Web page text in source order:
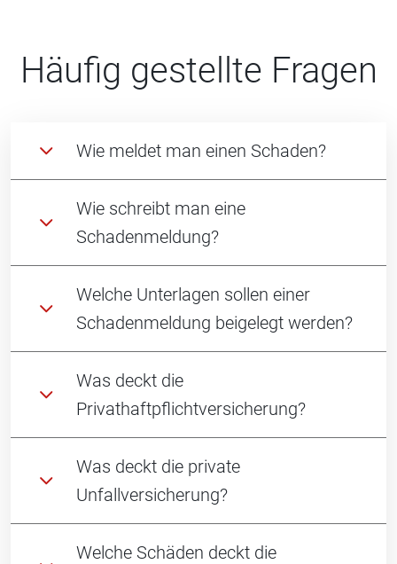
Häufig gestellte Fragen
Wie meldet man einen Schaden?
Wie schreibt man eine
Schadenmeldung?
Welche Unterlagen sollen einer
Schadenmeldung beigelegt werden?
Was deckt die
Privathaftpflichtversicherung?
Was deckt die private
Unfallversicherung?
Welche Schäden deckt die